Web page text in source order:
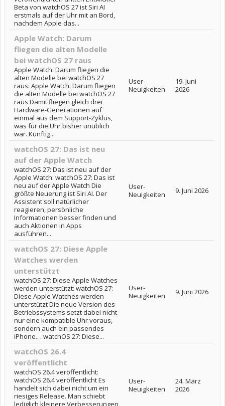
Beta von watchOS 27 ist Siri AI
erstmals auf der Uhr mit an Bord,
nachdem Apple das...
Apple Watch: Darum
fliegen die alten Modelle
bei watchOS 27 raus
Apple Watch: Darum fliegen die
alten Modelle bei watchOS 27
raus: Apple Watch: Darum fliegen
die alten Modelle bei watchOS 27
raus Damit fliegen gleich drei
Hardware-Generationen auf
einmal aus dem Support-Zyklus,
was für die Uhr bisher unüblich
war. Künftig...
User-
Neuigkeiten
19. Juni
2026
watchOS 27: Das ist neu
auf der Apple Watch
watchOS 27: Das ist neu auf der
Apple Watch: watchOS 27: Das ist
neu auf der Apple Watch Die
größte Neuerung ist Siri AI. Der
Assistent soll natürlicher
reagieren, persönliche
Informationen besser finden und
auch Aktionen in Apps
ausführen...
User-
Neuigkeiten
9. Juni 2026
watchOS 27: Diese Apple
Watches werden
unterstützt
watchOS 27: Diese Apple Watches
werden unterstützt: watchOS 27:
Diese Apple Watches werden
unterstützt Die neue Version des
Betriebssystems setzt dabei nicht
nur eine kompatible Uhr voraus,
sondern auch ein passendes
iPhone.. . watchOS 27: Diese...
User-
Neuigkeiten
9. Juni 2026
watchOS 26.4
veröffentlicht
watchOS 26.4 veröffentlicht:
watchOS 26.4 veröffentlicht Es
handelt sich dabei nicht um ein
riesiges Release. Man schiebt
lediglich kleinere Verbesserungen
User-
Neuigkeiten
24. März
2026